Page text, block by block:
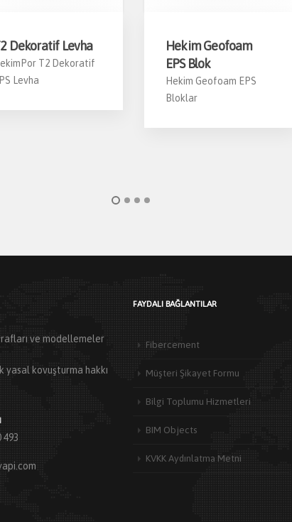
Dekoratif Levha
T2 Dekoratif
Levha
Hekim Geofoam
EPS Blok
Hekim Geofoam EPS
Bloklar
ve modellemeler
yasal kovuşturma hakkı
493
FAYDALI BAĞLANTILAR
Fibercement
Müşteri Şikayet Formu
Bilgi Toplumu Hizmetleri
BIM Objects
KVKK Aydınlatma Metni